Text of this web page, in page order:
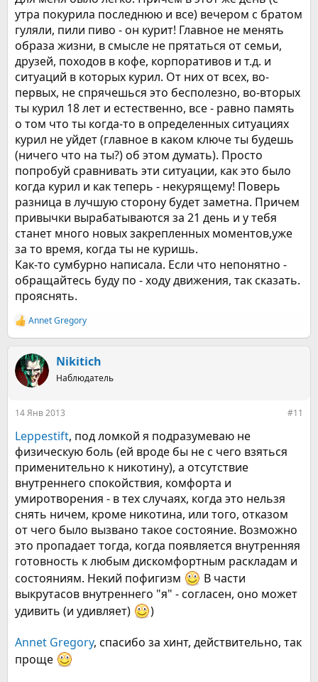
не тянет. Есть подозрение, что если все выкинуть, то и
ощущаться всё будет несколько сложнее. Помню, как
несколько лет назад, после 3-х часового ожидания в
аэропорту (там курилок не было вообще, и штраф 50$ за
курение) мне было уже абсолютно всё равно на штрафы и
отсутствие курилок. Сейчас такого нет. В чём подвох?
утра покурила последнюю и все) вечером с братом
гуляли, пили пиво - он курит! Главное не менять
образа жизни, в смысле не прятаться от семьи,
друзей, походов в кофе, корпоративов и т.д. и
ситуаций в которых курил. От них от всех, во-
первых, не спрячешься это бесполезно, во-вторых
ты курил 18 лет и естественно, все - равно память
о том что ты когда-то в определенных ситуациях
курил не уйдет (главное в каком ключе ты будешь
(ничего что на ты?) об этом думать). Просто
попробуй сравнивать эти ситуации, как это было
когда курил и как теперь - некурящему! Поверь
разница в лучшую сторону будет заметна. Причем
привычки вырабатываются за 21 день и у тебя
станет много новых закрепленных моментов,уже
за то время, когда ты не куришь.
Как-то сумбурно написала. Если что непонятно -
обращайтесь буду по - ходу движения, так сказать.
прояснять.
Р
е
к
ц
и
Annet Gregory
Nikitich
Наблюдатель
14 Янв 2013 #11
Leppestift, под ломкой я подразумеваю не
физическую боль (ей вроде бы не с чего взяться
применительно к никотину), а отсутствие
внутреннего спокойствия, комфорта и
умиротворения - в тех случаях, когда это нельзя
снять ничем, кроме никотина, или того, отказом
от чего было вызвано такое состояние. Возможно
это пропадает тогда, когда появляется внутренняя
готовность к любым дискомфортным раскладам и
состояниям. Некий пофигизм
В части
выкрутасов внутреннего "я" - согласен, оно может
удивить (и удивляет)
)
Annet Gregory, спасибо за хинт, действительно, так
проще